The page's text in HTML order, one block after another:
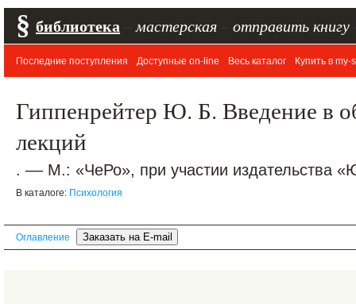
§ библиотека мастерская отправить книгу
Последние поступления Доступные on-line Весь каталог Купить в my-
Гиппенрейтер Ю. Б. Введение в
лекций
. –– М.: «ЧеРо», при участии издательства
В каталоге: Психология
Оглавление